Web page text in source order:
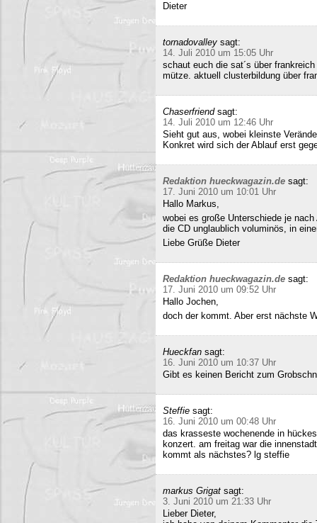
Dieter
tornadovalley sagt:
14. Juli 2010 um 15:05 Uhr
schaut euch die sat´s über
mütze. aktuell clusterbildung über
Chaserfriend sagt:
14. Juli 2010 um 12:46 Uhr
Sieht gut aus, wobei kleinste
Konkret wird sich der Ablauf erst
Redaktion hueckwagazin.de sagt:
17. Juni 2010 um 10:01 Uhr
Hallo Markus,
wobei es große Unterschiede je
die CD unglaublich voluminös, in
Liebe Grüße Dieter
Redaktion hueckwagazin.de sagt:
17. Juni 2010 um 09:52 Uhr
Hallo Jochen,
doch der kommt. Aber erst nächste
Hueckfan sagt:
16. Juni 2010 um 10:37 Uhr
Gibt es keinen Bericht zum
Steffie sagt:
16. Juni 2010 um 00:48 Uhr
das krasseste wochenende in
konzert. am freitag war die
kommt als nächstes? lg steffie
markus Grigat sagt:
3. Juni 2010 um 21:33 Uhr
Lieber Dieter,